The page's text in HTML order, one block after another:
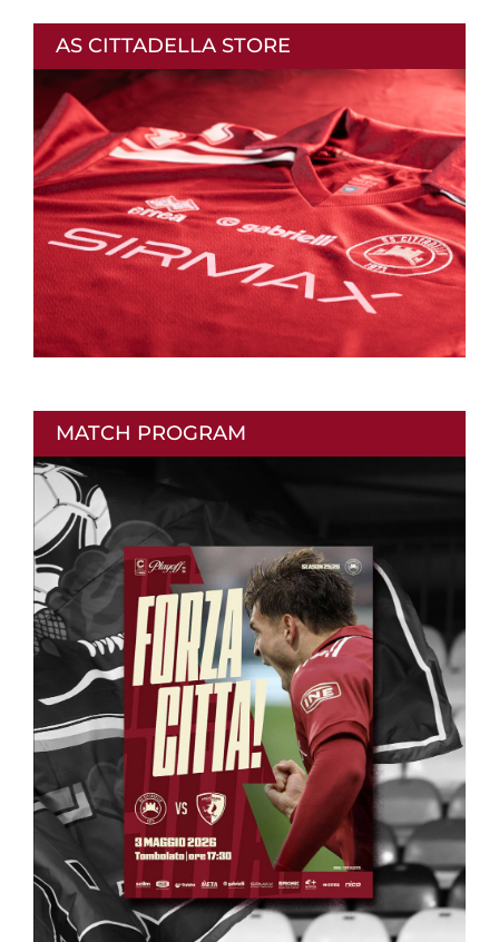
AS CITTADELLA STORE
MATCH PROGRAM